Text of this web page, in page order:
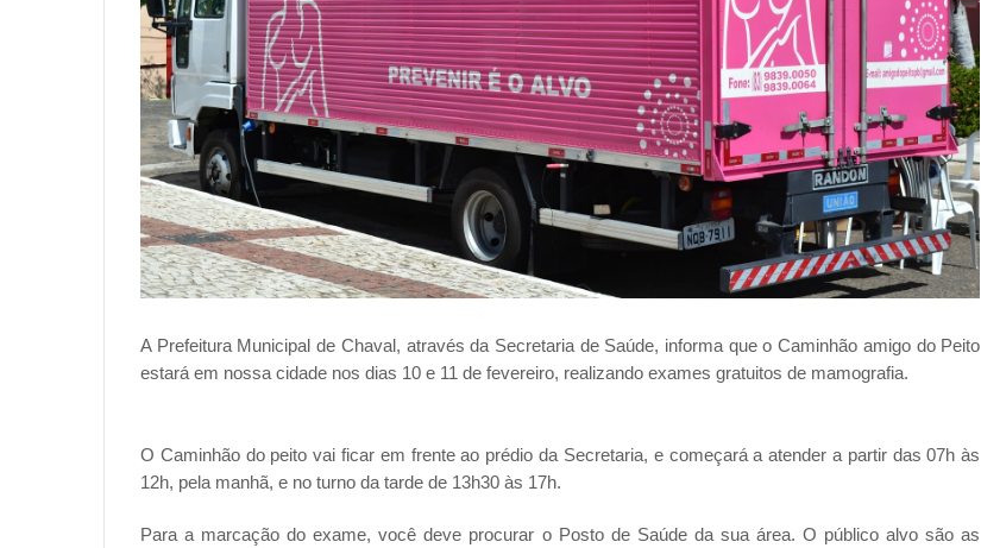
A Prefeitura Municipal de Chaval, através da Secretaria de Saúde, informa que o Caminhão amigo do Peito
estará em nossa cidade nos dias 10 e 11 de fevereiro, realizando exames gratuitos de mamografia.
O Caminhão do peito vai ficar em frente ao prédio da Secretaria, e começará a atender a partir das 07h às
12h, pela manhã, e no turno da tarde de 13h30 às 17h.
Para a marcação do exame, você deve procurar o Posto de Saúde da sua área. O público alvo são as